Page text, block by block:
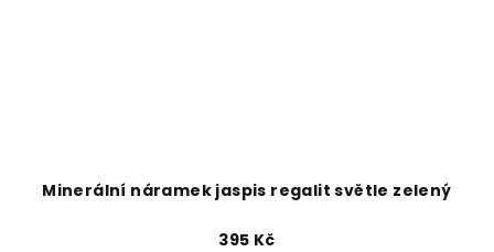
Minerální náramek jaspis regalit světle zelený
395 Kč